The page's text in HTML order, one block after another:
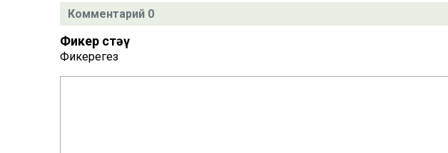
Комментарий 0
Фикер өстәү
Фикерегез